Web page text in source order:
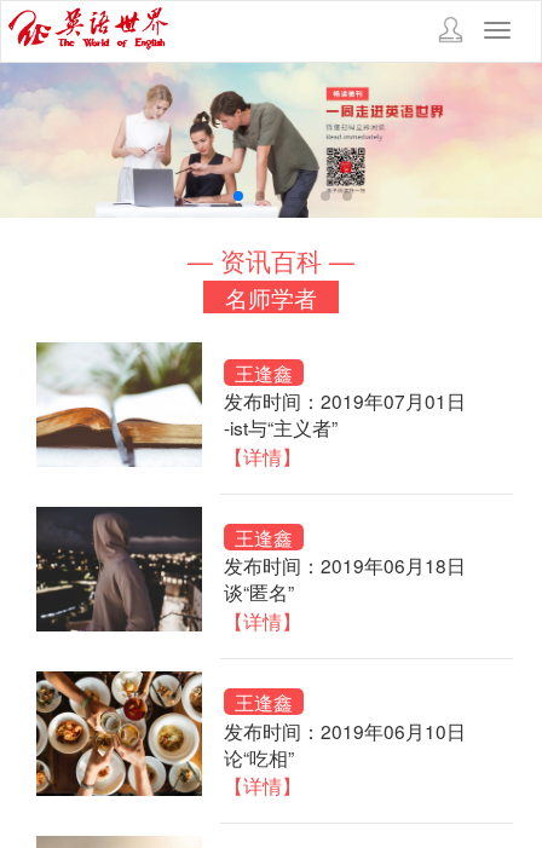
— 资讯百科 —
名师学者
王逢鑫
发布时间：2019年07月01日
-ist与“主义者”
【详情】
王逢鑫
发布时间：2019年06月18日
谈“匿名”
【详情】
王逢鑫
发布时间：2019年06月10日
论“吃相”
【详情】